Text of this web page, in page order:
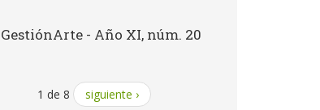
GestiónArte - Año XI, núm. 20
1 de 8 siguiente ›